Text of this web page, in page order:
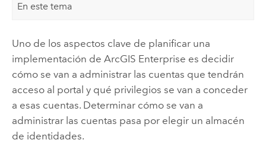
En este tema
Uno de los aspectos clave de planificar una
implementación de ArcGIS Enterprise es decidir
cómo se van a administrar las cuentas que tendrán
acceso al portal y qué privilegios se van a conceder
a esas cuentas. Determinar cómo se van a
administrar las cuentas pasa por elegir un almacén
de identidades.